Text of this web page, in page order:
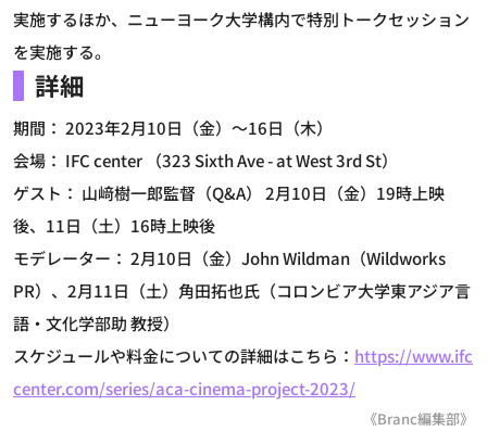
実施するほか、ニューヨーク大学構内で特別トークセッション
を実施する。
詳細
期間： 2023年2月10日（金）～16日（木）
会場： IFC center （323 Sixth Ave - at West 3rd St）
ゲスト： 山﨑樹一郎監督（Q&A） 2月10日（金）19時上映
後、11日（土）16時上映後
モデレーター： 2月10日（金）John Wildman（Wildworks
PR）、2月11日（土）角田拓也氏（コロンビア大学東アジア言
語・文化学部助 教授）
スケジュールや料金についての詳細はこちら： https://www.ifc
center.com/series/aca-cinema-project-2023/
《Branc編集部》